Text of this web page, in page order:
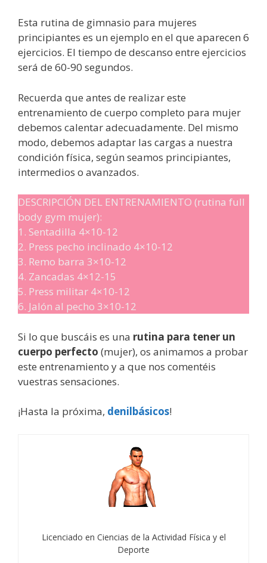
Esta rutina de gimnasio para mujeres
principiantes es un ejemplo en el que aparecen 6
ejercicios. El tiempo de descanso entre ejercicios
será de 60-90 segundos.
Recuerda que antes de realizar este
entrenamiento de cuerpo completo para mujer
debemos calentar adecuadamente. Del mismo
modo, debemos adaptar las cargas a nuestra
condición física, según seamos principiantes,
intermedios o avanzados.
DESCRIPCIÓN DEL ENTRENAMIENTO (rutina full
body gym mujer):
1. Sentadilla 4×10-12
2. Press pecho inclinado 4×10-12
3. Remo barra 3×10-12
4. Zancadas 4×12-15
5. Press militar 4×10-12
6. Jalón al pecho 3×10-12
Si lo que buscáis es una rutina para tener un
cuerpo perfecto (mujer), os animamos a probar
este entrenamiento y a que nos comentéis
vuestras sensaciones.
¡Hasta la próxima, denilbásicos!
Licenciado en Ciencias de la Actividad Física y el
Deporte